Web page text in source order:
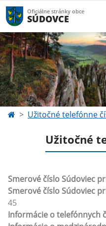
Oficiálne stránky obce
SÚDOVCE
Užitočné telefónne
Užitočné
Smerové číslo Súdoviec
Smerové číslo Súdoviec
45
Informácie o telefónnych